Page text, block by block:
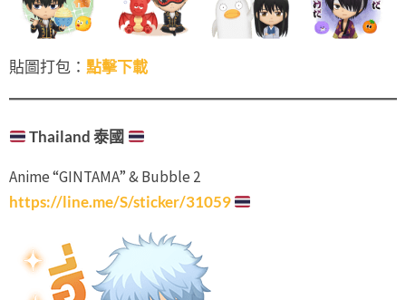
貼圖打包： 點擊下載
Thailand 泰國
Anime “GINTAMA” & Bubble 2
https://line.me/S/sticker/31059